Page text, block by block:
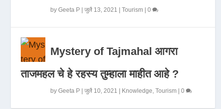
byGeeta P |जुलै 13, 2021 |Tourism |0
Mystery of Tajmahal आगरा
ताजमहल चे हे रहस्य तुम्हाला माहीत आहे ?
byGeeta P |जुलै 10, 2021 Knowledge,Tourism |0